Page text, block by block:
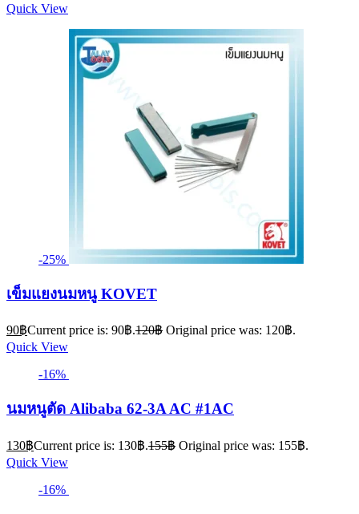
Quick View
-25%
เข็มแยงนมหนู KOVET
90฿Current price is: 90฿.120฿ Original price was: 120฿.
Quick View
-16%
นมหนูตัด Alibaba 62-3A AC #1AC
130฿Current price is: 130฿.155฿ Original price was: 155฿.
Quick View
-16%